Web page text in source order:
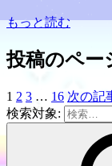
もっと読む
投稿のペー
1 2 3 … 16 次の記
検索対象: